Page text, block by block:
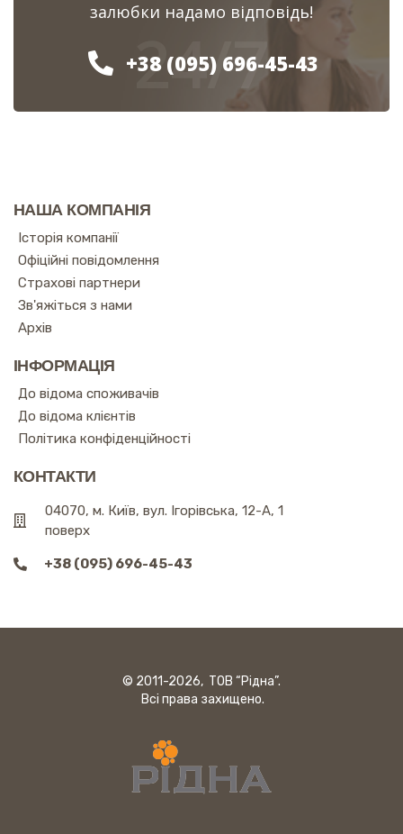
залюбки надамо відповідь!
+38 (095) 696-45-43
24/7
НАША КОМПАНІЯ
Історія компанії
Офіційні повідомлення
Страхові партнери
Зв'яжіться з нами
Архів
ІНФОРМАЦІЯ
До відома споживачів
До відома клієнтів
Політика конфіденційності
КОНТАКТИ
04070, м. Київ, вул. Ігорівська, 12-А, 1
поверх
+38 (095) 696-45-43
© 2011-2026, ТОВ “Рідна”.
Всі права захищено.